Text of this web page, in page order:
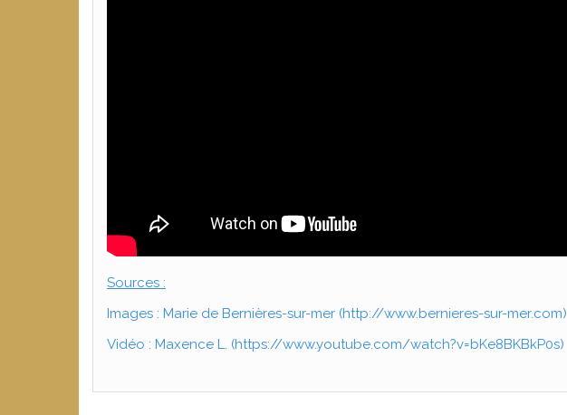
Sources :
Images : Marie de Bernières-sur-mer (http://www.bernieres-sur-mer.com)
Vidéo : Maxence L. (https://www.youtube.com/watch?v=bKe8BKBkP0s)